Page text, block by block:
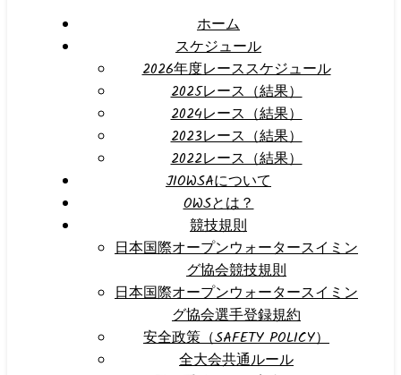
ホーム
スケジュール
2026年度レーススケジュール
2025レース（結果）
2024レース（結果）
2023レース（結果）
2022レース（結果）
JIOWSAについて
OWSとは？
競技規則
日本国際オープンウォータースイミン
グ協会競技規則
日本国際オープンウォータースイミン
グ協会選手登録規約
安全政策（SAFETY POLICY）
全大会共通ルール